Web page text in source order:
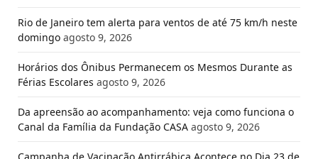
Rio de Janeiro tem alerta para ventos de até 75 km/h neste
domingo agosto 9, 2026
Horários dos Ônibus Permanecem os Mesmos Durante as
Férias Escolares agosto 9, 2026
Da apreensão ao acompanhamento: veja como funciona o
Canal da Família da Fundação CASA agosto 9, 2026